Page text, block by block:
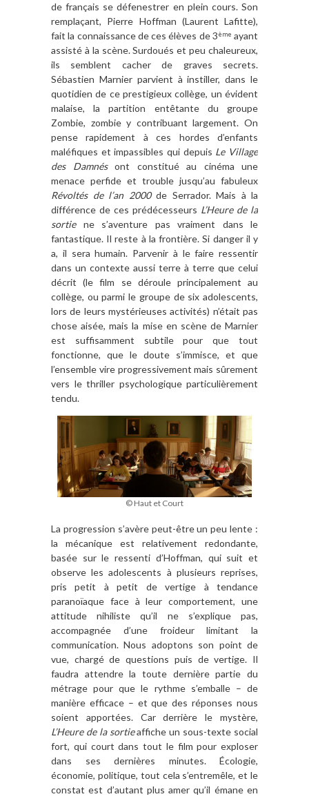
de français se défenestrer en plein cours. Son
remplaçant, Pierre Hoffman (Laurent Lafitte),
fait la connaissance de ces élèves de 3ème ayant
assisté à la scène. Surdoués et peu chaleureux,
ils semblent cacher de graves secrets.
Sébastien Marnier parvient à instiller, dans le
quotidien de ce prestigieux collège, un évident
malaise, la partition entêtante du groupe
Zombie, zombie y contribuant largement. On
pense rapidement à ces hordes d’enfants
maléfiques et impassibles qui depuis Le Village
des Damnésont constitué au cinéma une
menace perfide et trouble jusqu’au fabuleux
Révoltés de l’an 2000de Serrador. Mais à la
différence de ces prédécesseurs L’Heure de la
sortiene s’aventure pas vraiment dans le
fantastique. Il reste à la frontière. Si danger il y
a, il sera humain. Parvenir à le faire ressentir
dans un contexte aussi terre à terre que celui
décrit (le film se déroule principalement au
collège, ou parmi le groupe de six adolescents,
lors de leurs mystérieuses activités) n’était pas
chose aisée, mais la mise en scène de Marnier
est suffisamment subtile pour que tout
fonctionne, que le doute s’immisce, et que
l’ensemble vire progressivement mais sûrement
vers le thriller psychologique particulièrement
tendu.
© Haut et Court
La progression s’avère peut-être un peu lente :
la mécanique est relativement redondante,
basée sur le ressenti d’Hoffman, qui suit et
observe les adolescents à plusieurs reprises,
pris petit à petit de vertige à tendance
paranoïaque face à leur comportement, une
attitude nihiliste qu’il ne s’explique pas,
accompagnée d’une froideur limitant la
communication. Nous adoptons son point de
vue, chargé de questions puis de vertige. Il
faudra attendre la toute dernière partie du
métrage pour que le rythme s’emballe – de
manière efficace – et que des réponses nous
soient apportées. Car derrière le mystère,
L’Heure de la sortieaffiche un sous-texte social
fort, qui court dans tout le film pour exploser
dans ses dernières minutes. Écologie,
économie, politique, tout cela s’entremêle, et le
constat est d’autant plus amer qu’il émane en